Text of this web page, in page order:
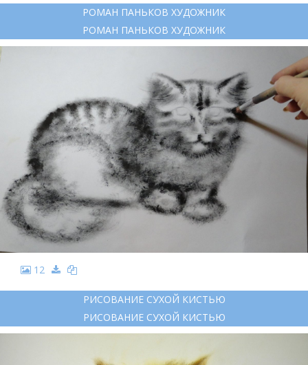
РОМАН ПАНЬКОВ ХУДОЖНИК
РОМАН ПАНЬКОВ ХУДОЖНИК
12
РИСОВАНИЕ СУХОЙ КИСТЬЮ
РИСОВАНИЕ СУХОЙ КИСТЬЮ